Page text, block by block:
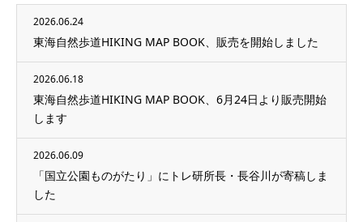
2026.06.24
東海自然歩道HIKING MAP BOOK、販売を開始しました
2026.06.18
東海自然歩道HIKING MAP BOOK、6月24日より販売開始
します
2026.06.09
「国立公園ものがたり」にトレ研所長・長谷川が寄稿しま
した